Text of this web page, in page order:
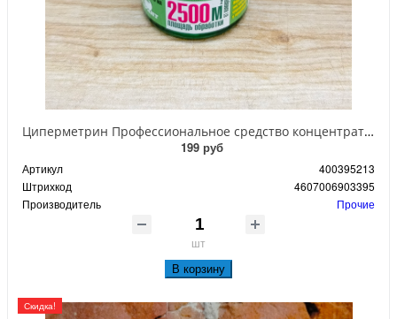
Циперметрин Профессиональное средство концентрат эмульсии 25% для уничтожения тараканов, мух,комаров, блох, клопов, муравьев, ос 50 мл
199 руб
Артикул
400395213
Штрихкод
4607006903395
Производитель
Прочие
шт
В корзину
Скидка!